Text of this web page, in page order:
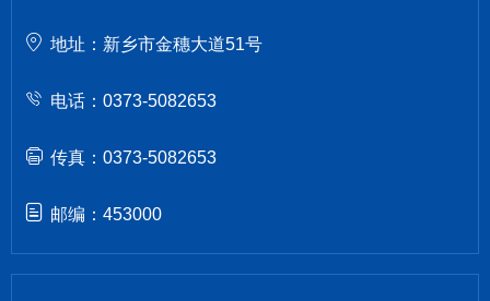
地址：新乡市金穗大道51号
电话：0373-5082653
传真：0373-5082653
邮编：453000